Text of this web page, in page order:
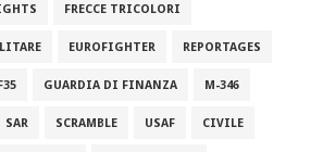
FRECCE TRICOLORI
EUROFIGHTER REPORTAGES
GUARDIA DI FINANZA M-346
SAR SCRAMBLE USAF CIVILE